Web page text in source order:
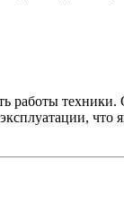
работы